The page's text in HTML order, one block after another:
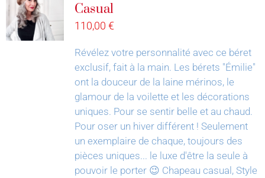
Casual
110,00 €
Révélez votre personnalité avec ce béret
exclusif, fait à la main. Les bérets "Émilie"
ont la douceur de la laine mérinos, le
glamour de la voilette et les décorations
uniques. Pour se sentir belle et au chaud.
Pour oser un hiver différent ! Seulement
un exemplaire de chaque, toujours des
pièces uniques... le luxe d'être la seule à
pouvoir le porter 😉 Chapeau casual, Style